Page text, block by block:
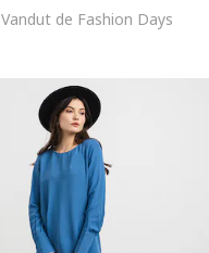
Vandut de Fashion Days